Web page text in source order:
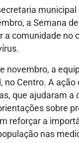
a Semana
a comunidade
novembro, a
no Centro. A
que ajudaram
sobre
reforçar a
nas